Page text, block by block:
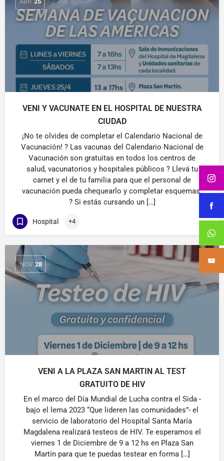
VENI Y VACUNATE EN EL HOSPITAL DE NUESTRA
CIUDAD
¡No te olvides de completar el Calendario Nacional de
Vacunación! ? Las vacunas del Calendario Nacional de
Vacunación son gratuitas en todos los centros de
salud, vacunatorios y hospitales públicos ? Llevá tu
carnet y el de tu familia para que el personal de
vacunación pueda chequearlo y completar esquemas.
? Si estás cursando un […]
Hospital +4
NOV 28
VENI A LA PLAZA SAN MARTIN AL TEST
GRATUITO DE HIV
En el marco del Día Mundial de Lucha contra el Sida -
bajo el lema 2023 “Que lideren las comunidades”- el
servicio de laboratorio del Hospital Santa María
Magdalena realizará testeos de HIV. Te esperamos el
viernes 1 de Diciembre de 9 a 12 hs en Plaza San
Martín para que te puedas testear en forma […]